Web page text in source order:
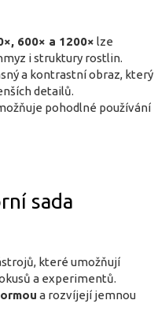
600× a 1200× lze
i struktury rostlin.
a kontrastní obraz, který
detailů.
pohodlné používání
sada
které umožňují
a experimentů.
a rozvíjejí jemnou